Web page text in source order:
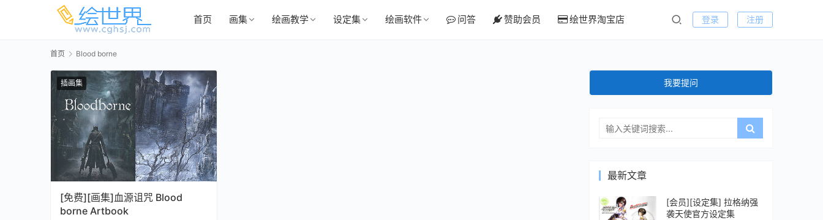
首页 画集 绘画教学 设定集 绘画软件 问答 赞助会员 绘世界淘宝店 登录 注册
首页 Blood borne
插画集
[免费][画集]血源诅咒 Blood
borne Artbook
我要提问
最新文章
[会员][设定集] 拉格纳强
袭天使官方设定集